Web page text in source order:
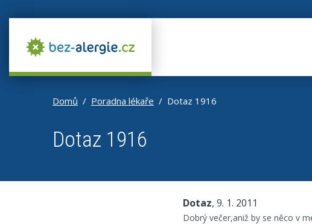
Domů Poradna lékaře Dotaz 1916
Dotaz 1916
Dotaz, 9. 1. 2011
Dobrý večer,aniž by se něco v